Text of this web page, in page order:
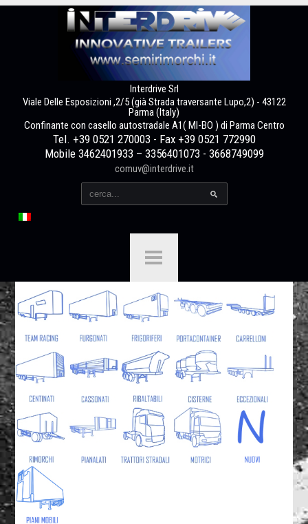
Interdrive Srl
Viale Delle Esposizioni ,2/5 (già Strada traversante Lupo,2) - 43122
Parma (Italy)
Confinante con casello autostradale A1( MI-BO ) di Parma Centro
Tel. +39 0521 270003 - Fax +39 0521 772990
Mobile 3462401933 – 3356401073 - 3668749099
comuv@interdrive.it